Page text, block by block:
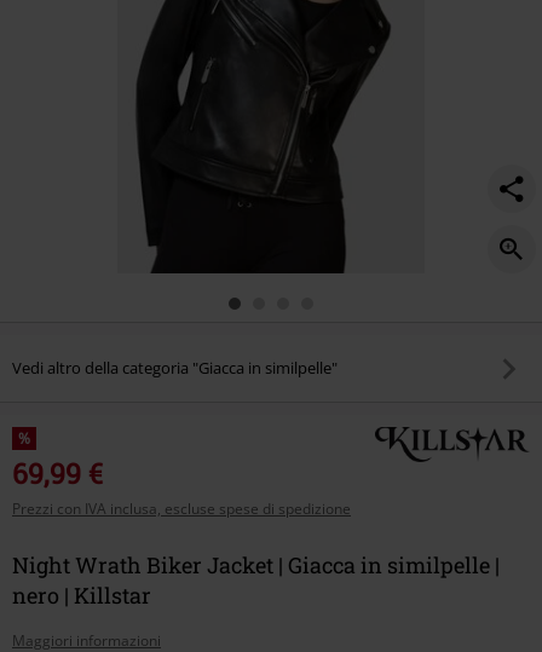
Vedi altro della categoria "Giacca in similpelle"
%
69,99 €
Prezzi con IVA inclusa, escluse spese di spedizione
Night Wrath Biker Jacket | Giacca in similpelle |
nero | Killstar
Maggiori informazioni